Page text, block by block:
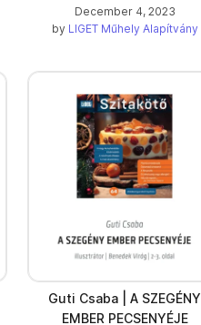
December 4, 2023
by LIGET Műhely Alapítvány
Guti Csaba | A SZEGÉNY
EMBER PECSENYÉJE